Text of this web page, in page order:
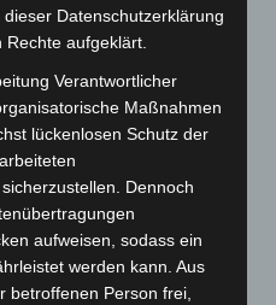
McDonald’s-Umbau in
beschädigt
Datenschutzerklärung
Rechte aufgeklärt.
Verantwortlicher
Maßnahmen
lückenlosen Schutz der
Dennoch
aufweisen, sodass ein
werden kann. Aus
betroffenen Person frei,